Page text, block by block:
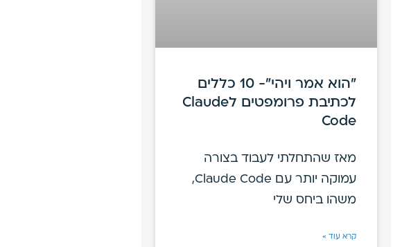
״הוא אמר ויהי״- 10 כללים
לכתיבת פרומפטים לClaude
Code
מאז שהתחלתי לעבוד בצורה
עמוקה יותר עם Claude Code,
משהו ביחס שלי
קרא עוד »